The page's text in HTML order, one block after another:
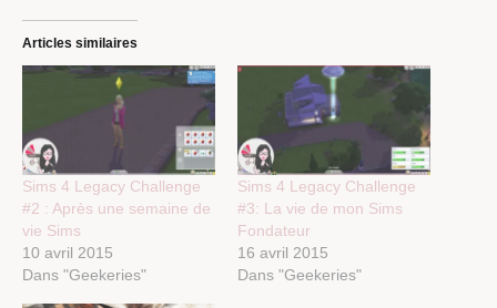
Articles similaires
Sims 4 Legacy Challenge
#2 : Après une semaine de
vie Sims
10 avril 2015
Dans "Geekeries"
Sims 4 Legacy Challenge
#3: La vie de mon Sims
Fondateur
16 avril 2015
Dans "Geekeries"